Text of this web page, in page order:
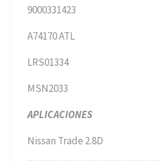
9000331423
A74170 ATL
LRS01334
MSN2033
APLICACIONES
Nissan Trade 2.8D